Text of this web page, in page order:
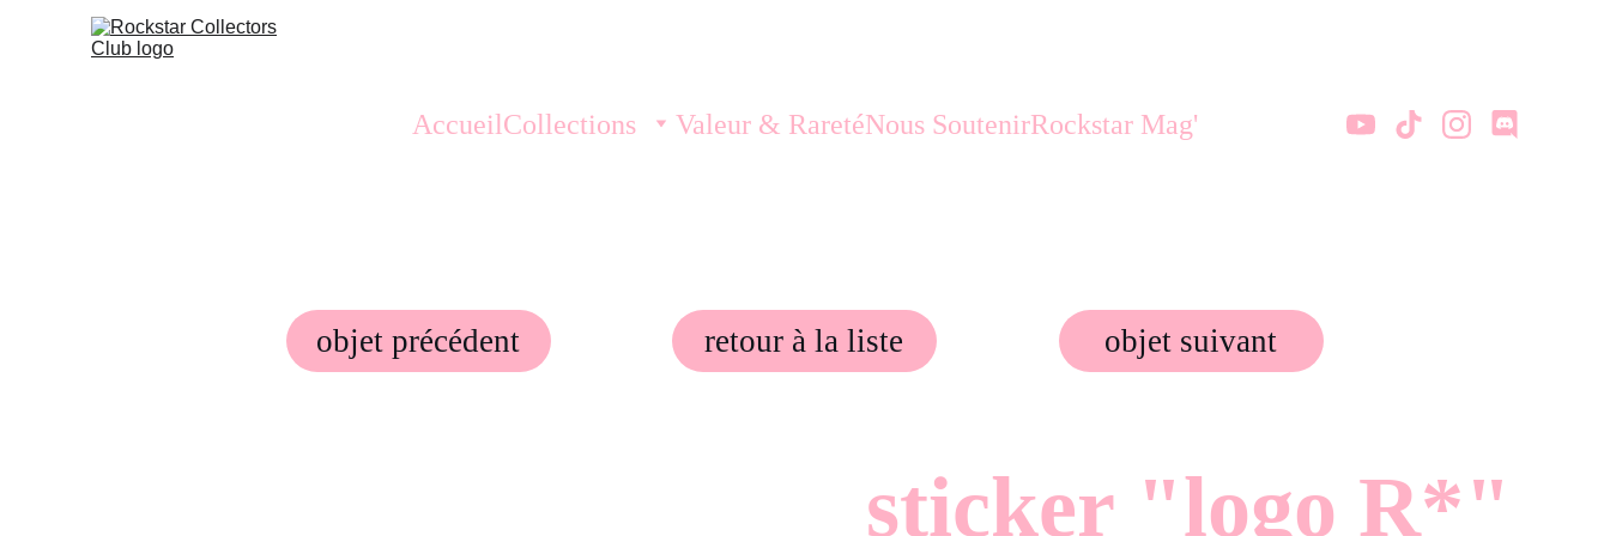
AccueilCollections Valeur & RaretéNous SoutenirRockstar Mag'
sticker "logo R*"
retour à la liste objet suivant
objet précédent